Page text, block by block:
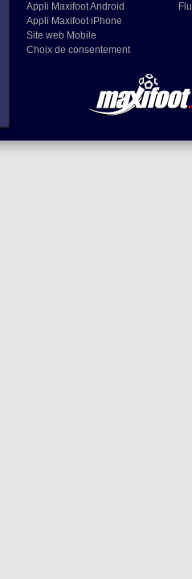
Appli Maxifoot Android
Appli Maxifoot iPhone
Site web Mobile
Choix de consentement